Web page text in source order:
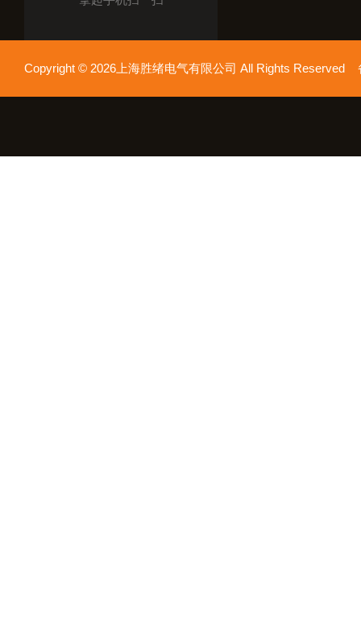
Copyright © 2026上海胜绪电气有限公司 All Rights Reserved